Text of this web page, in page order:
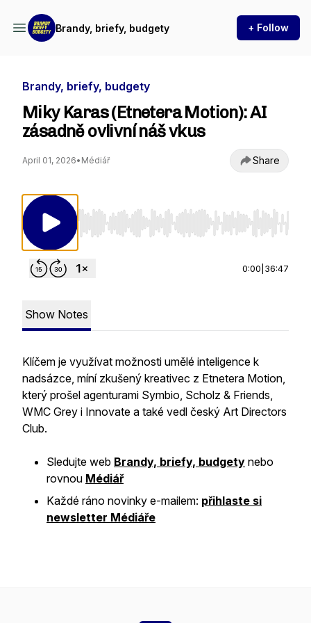
Brandy, briefy, budgety + Follow
Brandy, briefy, budgety
Miky Karas (Etnetera Motion): AI
zásadně ovlivní náš vkus
April 01, 2026• Médiář Share
Use Left/Right to seek, Home/End to jump
0:00 36:47
Show Notes
Klíčem je využívat možnosti umělé inteligence k
nadsázce, míní zkušený kreativec z Etnetera Motion,
který prošel agenturami Symbio, Scholz & Friends,
WMC Grey i Innovate a také vedl český Art Directors
Club.
Sledujte web Brandy, briefy, budgety nebo
rovnou Médiář
Každé ráno novinky e-mailem: přihlaste si
newsletter Médiáře